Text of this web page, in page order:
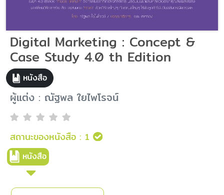
Digital Marketing : Concept &
Case Study 4.0 th Edition
หนังสือ
ผู้แต่ง : ณัฐพล ใยไพโรจน์
สถานะของหนังสือ : 1
หนังสือ